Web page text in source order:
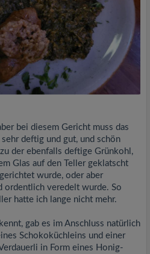
bei diesem Gericht muss das
deftig und gut, und schön
der ebenfalls deftige Grünkohl,
Glas auf den Teller geklatscht
wurde, oder aber
ordentlich veredelt wurde. So
hatte ich lange nicht mehr.
gab es im Anschluss natürlich
Schokoküchleins und einer
in Form eines Honig-